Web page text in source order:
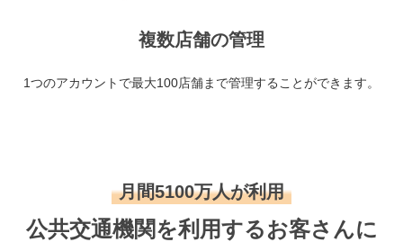
複数店舗の管理
1つのアカウントで最大100店舗まで管理することができます。
月間5100万人が利用
公共交通機関を利用するお客さんに